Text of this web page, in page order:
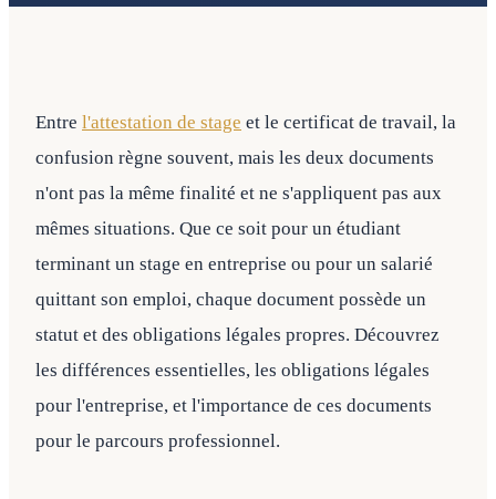
Entre l'attestation de stage et le certificat de travail, la
confusion règne souvent, mais les deux documents
n'ont pas la même finalité et ne s'appliquent pas aux
mêmes situations. Que ce soit pour un étudiant
terminant un stage en entreprise ou pour un salarié
quittant son emploi, chaque document possède un
statut et des obligations légales propres. Découvrez
les différences essentielles, les obligations légales
pour l'entreprise, et l'importance de ces documents
pour le parcours professionnel.